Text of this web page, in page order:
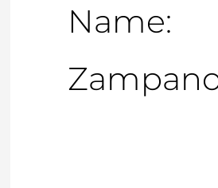
Name: